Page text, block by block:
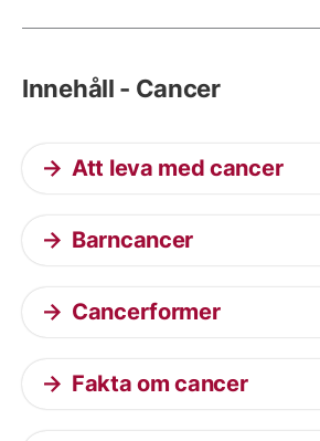
Innehåll - Cancer
Att leva med cancer
Barncancer
Cancerformer
Fakta om cancer